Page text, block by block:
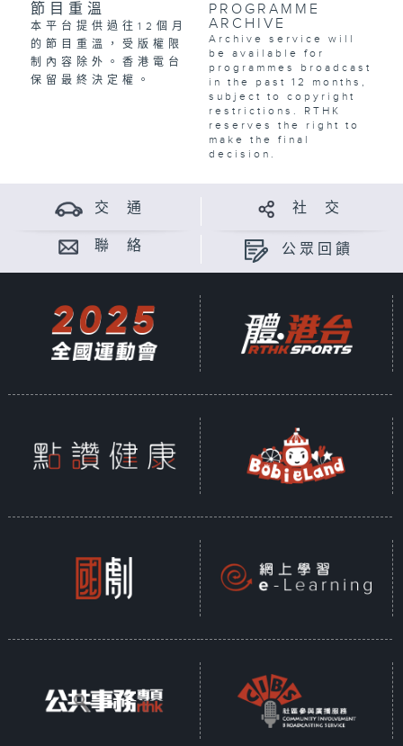
節目重溫
本平台提供過往12個月
的節目重溫，受版權限
制內容除外。香港電台
保留最終決定權。
PROGRAMME
ARCHIVE
Archive service will
be available for
programmes broadcast
in the past 12 months,
subject to copyright
restrictions. RTHK
reserves the right to
make the final
decision.
交 通 社 交
聯 絡 公眾回饋